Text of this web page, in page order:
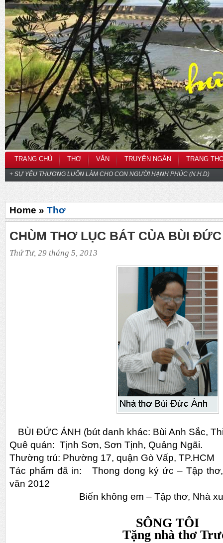
TRANG CHỦ THƠ VĂN TRUYỆN NGẮN TRANG
+ SỰ YÊU THƯƠNG LUÔN LÀM CHO CON NGƯỜI HẠNH PHÚC (N.H.D)
Home » Thơ
CHÙM THƠ LỤC BÁT CỦA BÙI
Thứ Tư, 29 tháng 5, 2013
BÙI ĐỨC ÁNH (bút danh khác: Bùi Anh Sắc,
Quê quán: Tịnh Sơn, Sơn Tịnh, Quảng Ngãi.
Thường trú: Phường 17, quận Gò Vấp, TP.HCM
Tác phẩm đã in: Thong dong ký ức – Tập
văn 2012
Biển không em – Tập thơ, Nhà xuất
SÔNG TÔI
Tặng nhà thơ